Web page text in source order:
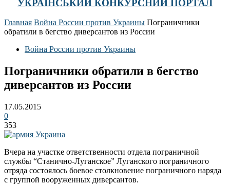
УКРАЇНСЬКИЙ КОНКУРСНИЙ ПОРТАЛ
Главная Война России против Украины Пограничники
обратили в бегство диверсантов из России
Война России против Украины
Пограничники обратили в бегство
диверсантов из России
17.05.2015
0
353
Вчера на участке ответственности отдела пограничной
службы “Станично-Луганское” Луганского пограничного
отряда состоялось боевое столкновение пограничного наряда
с группой вооруженных диверсантов.